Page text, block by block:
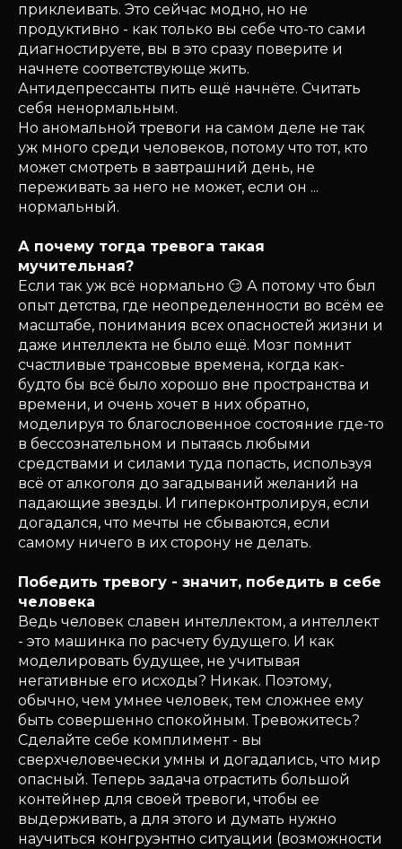
приклеивать. Это сейчас модно, но не
продуктивно - как только вы себе что-то сами
диагностируете, вы в это сразу поверите и
начнете соответствующе жить.
Антидепрессанты пить ещё начнёте. Считать
себя ненормальным.
Но аномальной тревоги на самом деле не так
уж много среди человеков, потому что тот, кто
может смотреть в завтрашний день, не
переживать за него не может, если он ...
нормальный.
А почему тогда тревога такая
мучительная?
Если так уж всё нормально 😏 А потому что был
опыт детства, где неопределенности во всём ее
масштабе, понимания всех опасностей жизни и
даже интеллекта не было ещё. Мозг помнит
счастливые трансовые времена, когда как-
будто бы всё было хорошо вне пространства и
времени, и очень хочет в них обратно,
моделируя то благословенное состояние где-то
в бессознательном и пытаясь любыми
средствами и силами туда попасть, используя
всё от алкоголя до загадываний желаний на
падающие звезды. И гиперконтролируя, если
догадался, что мечты не сбываются, если
самому ничего в их сторону не делать.
Победить тревогу - значит, победить в себе
человека
Ведь человек славен интеллектом, а интеллект
- это машинка по расчету будущего. И как
моделировать будущее, не учитывая
негативные его исходы? Никак. Поэтому,
обычно, чем умнее человек, тем сложнее ему
быть совершенно спокойным. Тревожитесь?
Сделайте себе комплимент - вы
сверхчеловечески умны и догадались, что мир
опасный. Теперь задача отрастить большой
контейнер для своей тревоги, чтобы ее
выдерживать, а для этого и думать нужно
научиться конгруэнтно ситуации (возможности